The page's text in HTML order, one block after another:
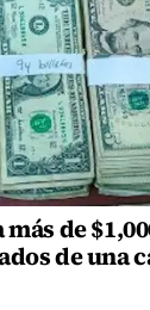
de
de una